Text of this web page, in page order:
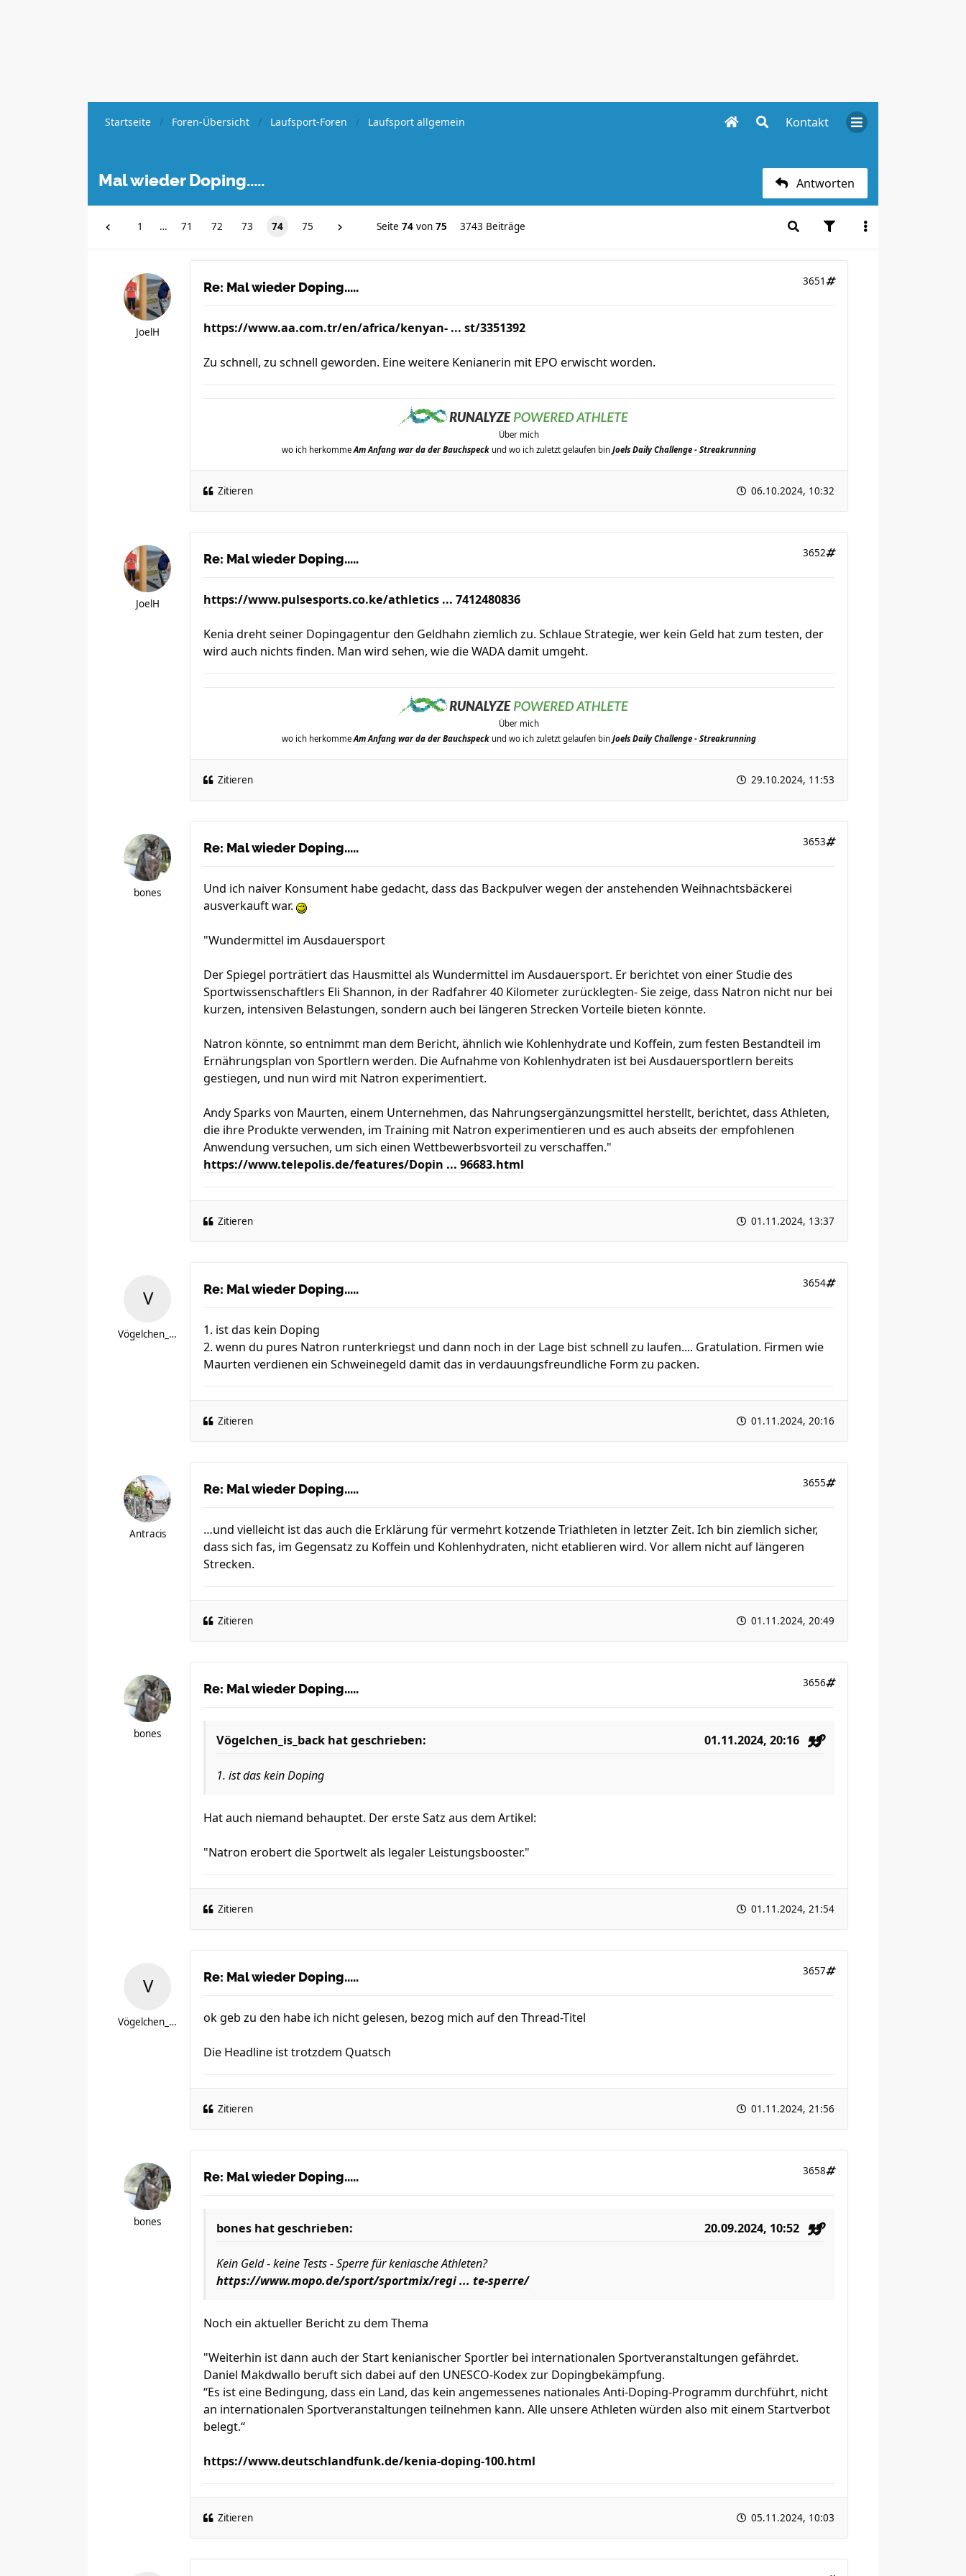
Kontakt
Startseite Foren-Übersicht Laufsport-Foren Laufsport allgemein
Mal wieder Doping..... Antworten
1 … 71 72 73 74 75 Seite 74 von 75 3743 Beiträge
JoelH
Re: Mal wieder Doping..... 3651
https://www.aa.com.tr/en/africa/kenyan- ... st/3351392
Zu schnell, zu schnell geworden. Eine weitere Kenianerin mit EPO erwischt worden.
Über mich
wo ich herkommeAm Anfang war da der Bauchspeck und wo ich zuletzt gelaufen bin Joels Daily Challenge - Streakrunning
Zitieren 06.10.2024, 10:32
JoelH
Re: Mal wieder Doping..... 3652
https://www.pulsesports.co.ke/athletics ... 7412480836
Kenia dreht seiner Dopingagentur den Geldhahn ziemlich zu. Schlaue Strategie, wer kein Geld hat zum testen, der
wird auch nichts finden. Man wird sehen, wie die WADA damit umgeht.
Über mich
wo ich herkommeAm Anfang war da der Bauchspeck und wo ich zuletzt gelaufen bin Joels Daily Challenge - Streakrunning
Zitieren 29.10.2024, 11:53
bones
Re: Mal wieder Doping..... 3653
Und ich naiver Konsument habe gedacht, dass das Backpulver wegen der anstehenden Weihnachtsbäckerei
ausverkauft war.
"Wundermittel im Ausdauersport
Der Spiegel porträtiert das Hausmittel als Wundermittel im Ausdauersport. Er berichtet von einer Studie des
Sportwissenschaftlers Eli Shannon, in der Radfahrer 40 Kilometer zurücklegten- Sie zeige, dass Natron nicht nur bei
kurzen, intensiven Belastungen, sondern auch bei längeren Strecken Vorteile bieten könnte.
Natron könnte, so entnimmt man dem Bericht, ähnlich wie Kohlenhydrate und Koffein, zum festen Bestandteil im
Ernährungsplan von Sportlern werden. Die Aufnahme von Kohlenhydraten ist bei Ausdauersportlern bereits
gestiegen, und nun wird mit Natron experimentiert.
Andy Sparks von Maurten, einem Unternehmen, das Nahrungsergänzungsmittel herstellt, berichtet, dass Athleten,
die ihre Produkte verwenden, im Training mit Natron experimentieren und es auch abseits der empfohlenen
Anwendung versuchen, um sich einen Wettbewerbsvorteil zu verschaffen."
https://www.telepolis.de/features/Dopin ... 96683.html
Zitieren 01.11.2024, 13:37
Vögelchen_is_back
Re: Mal wieder Doping..... 3654
1. ist das kein Doping
2. wenn du pures Natron runterkriegst und dann noch in der Lage bist schnell zu laufen.... Gratulation. Firmen wie
Maurten verdienen ein Schweinegeld damit das in verdauungsfreundliche Form zu packen.
Zitieren 01.11.2024, 20:16
Antracis
Re: Mal wieder Doping..... 3655
…und vielleicht ist das auch die Erklärung für vermehrt kotzende Triathleten in letzter Zeit. Ich bin ziemlich sicher,
dass sich fas, im Gegensatz zu Koffein und Kohlenhydraten, nicht etablieren wird. Vor allem nicht auf längeren
Strecken.
Zitieren 01.11.2024, 20:49
bones
Re: Mal wieder Doping..... 3656
Vögelchen_is_back hat geschrieben: 01.11.2024, 20:16
1. ist das kein Doping
Hat auch niemand behauptet. Der erste Satz aus dem Artikel:
"Natron erobert die Sportwelt als legaler Leistungsbooster."
Zitieren 01.11.2024, 21:54
Vögelchen_is_back
Re: Mal wieder Doping..... 3657
ok geb zu den habe ich nicht gelesen, bezog mich auf den Thread-Titel
Die Headline ist trotzdem Quatsch
Zitieren 01.11.2024, 21:56
bones
Re: Mal wieder Doping..... 3658
bones hat geschrieben: 20.09.2024, 10:52
Kein Geld - keine Tests - Sperre für keniasche Athleten?
https://www.mopo.de/sport/sportmix/regi ... te-sperre/
Noch ein aktueller Bericht zu dem Thema
"Weiterhin ist dann auch der Start kenianischer Sportler bei internationalen Sportveranstaltungen gefährdet.
Daniel Makdwallo beruft sich dabei auf den UNESCO-Kodex zur Dopingbekämpfung.
“Es ist eine Bedingung, dass ein Land, das kein angemessenes nationales Anti-Doping-Programm durchführt, nicht
an internationalen Sportveranstaltungen teilnehmen kann. Alle unsere Athleten würden also mit einem Startverbot
belegt.“
https://www.deutschlandfunk.de/kenia-doping-100.html
Zitieren 05.11.2024, 10:03